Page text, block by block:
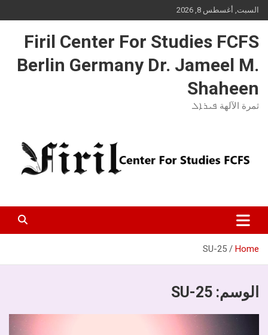
Skip
to
السبت, أغسطس 8, 2026
Firil Center For Studies FCFS
Berlin Germany Dr. Jameel M.
Shaheen
ثمرة الآلهة ܦܝܪܐܠ
Home
SU-25
الوسم: SU-25